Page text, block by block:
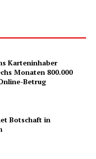
Karteninhaber
Monaten 800.000
Betrug
Botschaft in